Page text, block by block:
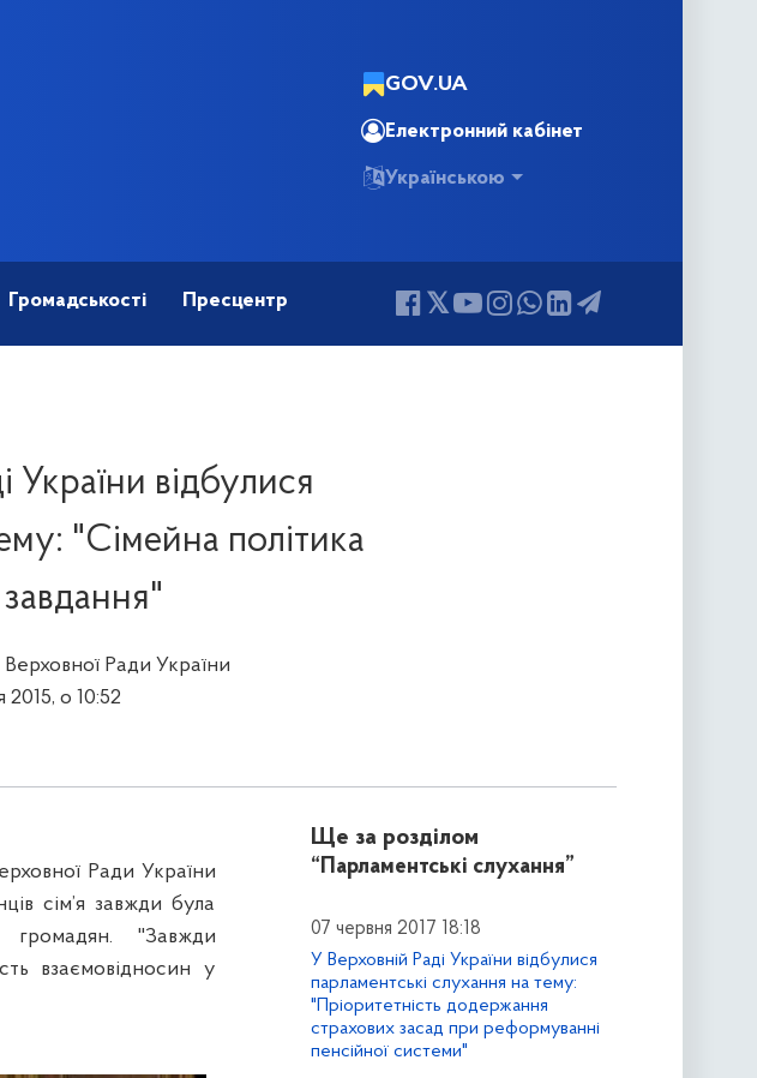
GOV.UA
Електронний кабінет
Українською
Громадськості Пресцентр
України відбулися
"Сімейна політика
завдання"
Ради України
о 10:52
Ради України
сім’я завжди була
громадян. "Завжди
взаємовідносин у
Ще за розділом
“Парламентські слухання”
07 червня 2017 18:18
У Верховній Раді України відбулися
парламентські слухання на тему:
"Пріоритетність додержання
страхових засад при реформуванні
пенсійної системи"